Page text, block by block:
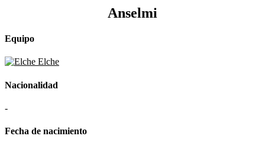
Anselmi
Equipo
Elche
Nacionalidad
-
Fecha de nacimiento